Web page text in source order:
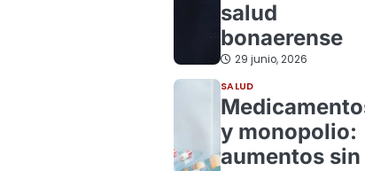
salud
bonaerense
29 junio, 2026
SALUD
y monopolio:
aumentos sin